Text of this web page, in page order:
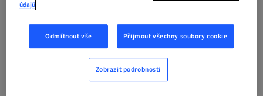
údajů
Odmítnout vše Přijmout všechny soubory cookie
Zobrazit podrobnosti